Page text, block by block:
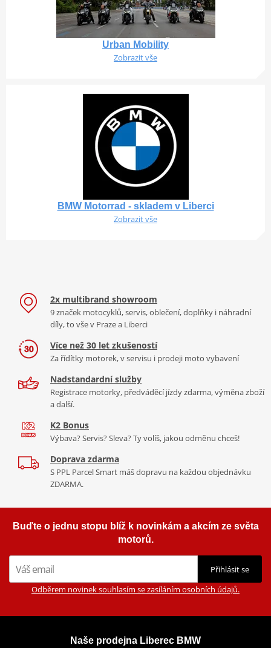
Urban Mobility
Zobrazit vše
BMW Motorrad - skladem v Liberci
Zobrazit vše
2x multibrand showroom
9 značek motocyklů, servis, oblečení, doplňky i náhradní
díly, to vše v Praze a Liberci
Více než 30 let zkušeností
Za řídítky motorek, v servisu i prodeji moto vybavení
Nadstandardní služby
Registrace motorky, předváděcí jízdy zdarma, výměna zboží
a další.
K2 Bonus
Výbava? Servis? Sleva? Ty volíš, jakou odměnu chceš!
Doprava zdarma
S PPL Parcel Smart máš dopravu na každou objednávku
ZDARMA.
Buďte o jednu stopu blíž k novinkám a akcím ze světa
motorů.
Přihlásit se
Odběrem novinek souhlasím se zasíláním osobních údajů.
Naše prodejna Liberec BMW